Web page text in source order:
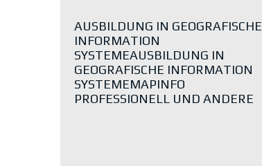
AUSBILDUNG IN GEOGRAFISCHE
INFORMATION
SYSTEMEAUSBILDUNG IN
GEOGRAFISCHE INFORMATION
SYSTEMEMAPINFO
PROFESSIONELL UND ANDERE